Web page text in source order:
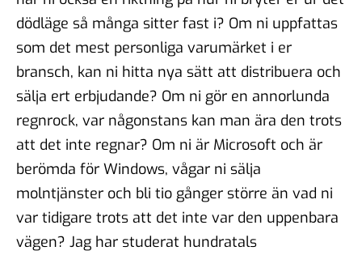
dödläge så många sitter fast i? Om ni uppfattas
som det mest personliga varumärket i er
bransch, kan ni hitta nya sätt att distribuera och
sälja ert erbjudande? Om ni gör en annorlunda
regnrock, var någonstans kan man ära den trots
att det inte regnar? Om ni är Microsoft och är
berömda för Windows, vågar ni sälja
molntjänster och bli tio gånger större än vad ni
var tidigare trots att det inte var den uppenbara
vägen? Jag har studerat hundratals